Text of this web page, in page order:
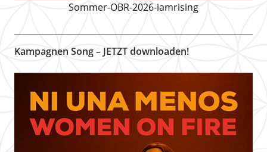
Sommer-OBR-2026-iamrising
Kampagnen Song – JETZT downloaden!